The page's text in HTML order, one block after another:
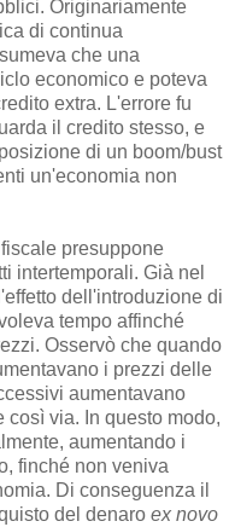
Originariamente
di continua
che una
economico e poteva
extra. L'errore fu
il credito stesso, e
di un boom/bust
un'economia non
presuppone
intertemporali. Già nel
l'effetto dell'introduzione di
tempo affinché
Osservò che quando
i prezzi delle
aumentavano
così via. In questo modo,
aumentando i
finché non veniva
Di conseguenza il
del denaro ex novo